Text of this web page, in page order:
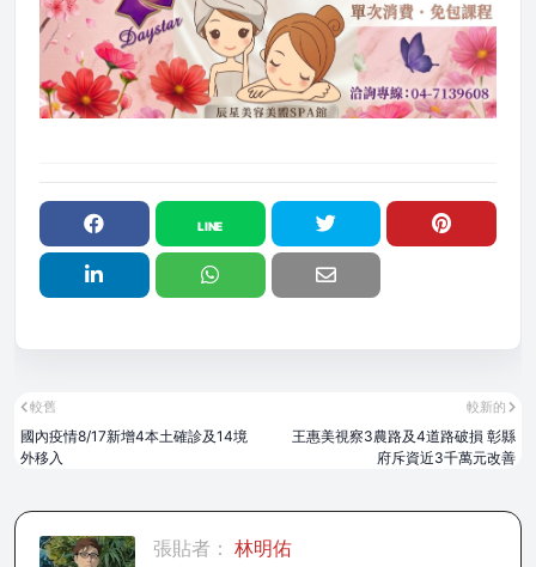
較新的
王惠美視察3農路及4道路破損 彰縣
府斥資近3千萬元改善
較舊
國內疫情8/17新增4本土確診及14境
外移入
張貼者： 林明佑